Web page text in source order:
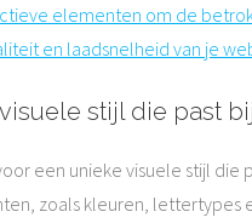
elementen om de
en laadsnelheid van je
stijl die past
een unieke visuele stijl
zoals kleuren,